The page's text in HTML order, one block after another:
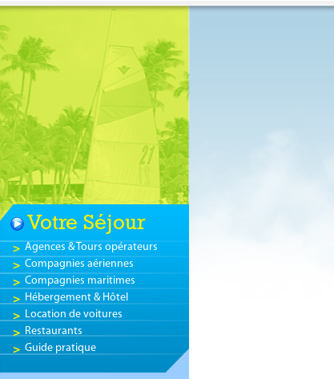
GUADELOUPE
SÉJOUR &
Votre Séjour
Agences & Tours opérateurs
Compagnies aériennes
Compagnies maritimes
Hébergement & Hôtel
Location de voitures
Restaurants
Guide pratique